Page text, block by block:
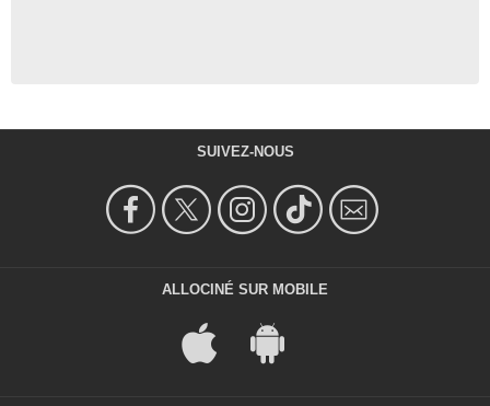
SUIVEZ-NOUS
ALLOCINÉ SUR MOBILE